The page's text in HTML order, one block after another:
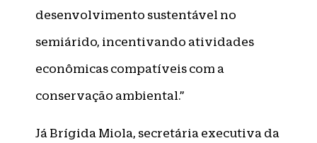
desenvolvimento sustentável no
semiárido, incentivando atividades
econômicas compatíveis com a
conservação ambiental.”
Já Brígida Miola, secretária executiva da